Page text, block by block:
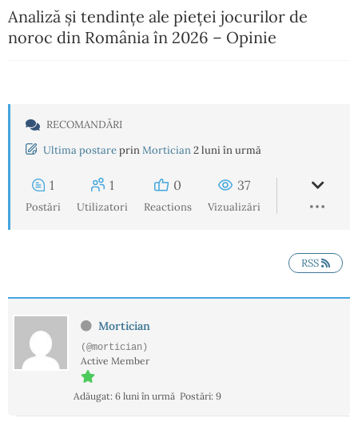
Analiză și tendințe ale pieței jocurilor de
noroc din România în 2026 – Opinie
RECOMANDĂRI
Ultima postareprinMortician2 luni în urmă
1
Postări
1
Utilizatori
0
Reactions
37
Vizualizări
RSS
Mortician
(@mortician)
Active Member
Adăugat: 6 luni în urmă Postări: 9